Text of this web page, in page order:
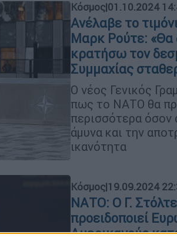
Κόσμος|01.10.2024
Ανέλαβε το
Μαρκ Ρούτε: «Θα
κρατήσω τον
Συμμαχίας
Ο νέος Γενικός
πως το ΝΑΤΟ θα
περισσότερα όσον
άμυνα και την
ικανότητα
Κόσμος|19.09.2024
ΝΑΤΟ: Ο Γ.
προειδοποιεί
Αμερικανούς